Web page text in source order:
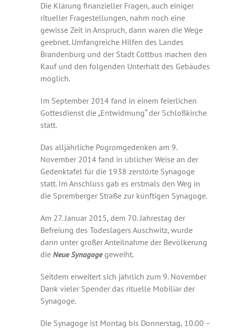
Die Klärung finanzieller Fragen, auch einiger
ritueller Fragestellungen, nahm noch eine
gewisse Zeit in Anspruch, dann waren die Wege
geebnet. Umfangreiche Hilfen des Landes
Brandenburg und der Stadt Cottbus machen den
Kauf und den folgenden Unterhalt des Gebäudes
möglich.
Im September 2014 fand in einem feierlichen
Gottesdienst die „Entwidmung“ der Schloßkirche
statt.
Das alljährliche Pogromgedenken am 9.
November 2014 fand in üblicher Weise an der
Gedenktafel für die 1938 zerstörte Synagoge
statt. Im Anschluss gab es erstmals den Weg in
die Spremberger Straße zur künftigen Synagoge.
Am 27. Januar 2015, dem 70. Jahrestag der
Befreiung des Todeslagers Auschwitz, wurde
dann unter großer Anteilnahme der Bevölkerung
die Neue Synagogegeweiht.
Seitdem erweitert sich jährlich zum 9. November
Dank vieler Spender das rituelle Mobiliar der
Synagoge.
Die Synagoge ist Montag bis Donnerstag, 10.00 –